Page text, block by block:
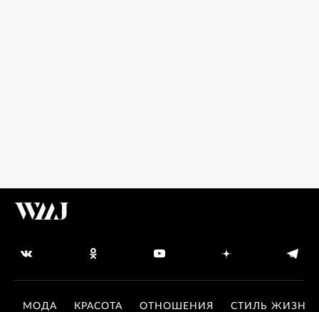
МОДА КРАСОТА ОТНОШЕНИЯ СТИЛЬ ЖИЗНИ